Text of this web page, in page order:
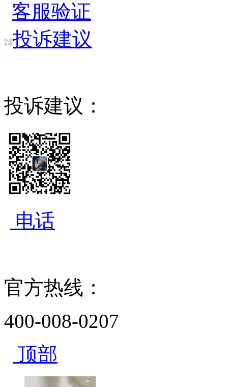
客服验证
投诉建议
投诉建议：
电话
官方热线：
400-008-0207
顶部